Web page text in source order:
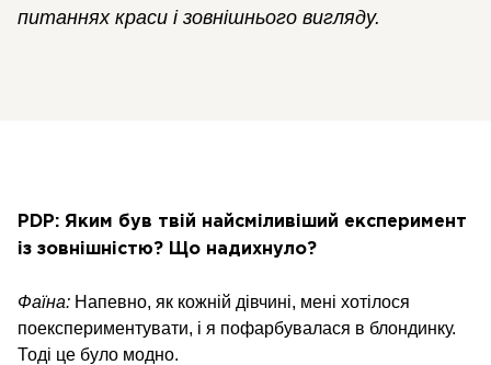
питаннях краси і зовнішнього вигляду.
PDP: Яким був твій найсміливіший експеримент
із зовнішністю? Що надихнуло?
Фаїна: Напевно, як кожній дівчині, мені хотілося
поекспериментувати, і я пофарбувалася в блондинку.
Тоді це було модно.